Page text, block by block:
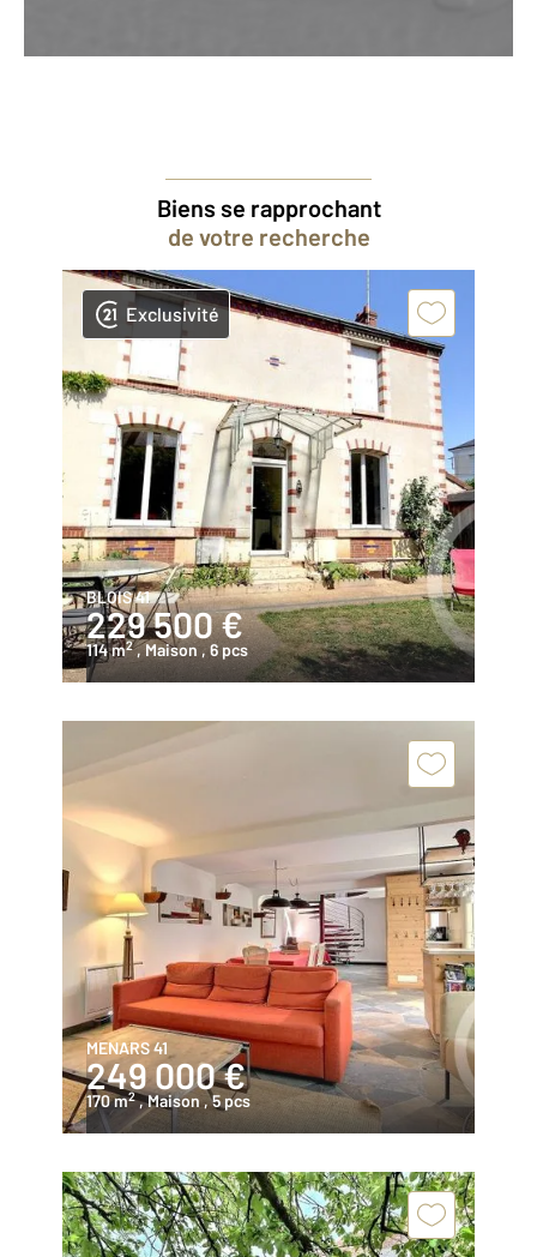
Biens se rapprochant
de votre recherche
Exclusivité
BLOIS 41
229 500 €
114 m2 , Maison , 6 pcs
MENARS 41
249 000 €
170 m2 , Maison, 5 pcs